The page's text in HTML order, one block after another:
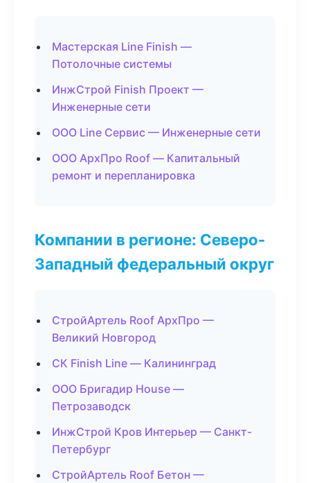
Мастерская Line Finish —
Потолочные системы
ИнжСтрой Finish Проект —
Инженерные сети
ООО Line Сервис — Инженерные сети
ООО АрхПро Roof — Капитальный
ремонт и перепланировка
Компании в регионе: Северо-
Западный федеральный округ
СтройАртель Roof АрхПро —
Великий Новгород
СК Finish Line — Калининград
ООО Бригадир House —
Петрозаводск
ИнжСтрой Кров Интерьер — Санкт-
Петербург
СтройАртель Roof Бетон —